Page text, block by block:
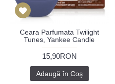
Ceara Parfumata Twilight
Tunes, Yankee Candle
15,90RON
Adaugă în Coş